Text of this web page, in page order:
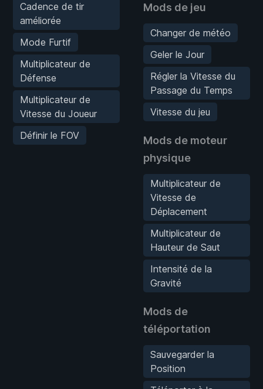
Cadence de tir
améliorée
Mode Furtif
Multiplicateur de
Défense
Multiplicateur de
Vitesse du Joueur
Définir le FOV
Mods de jeu
Changer de météo
Geler le Jour
Régler la Vitesse du
Passage du Temps
Vitesse du jeu
Mods de moteur
physique
Multiplicateur de
Vitesse de
Déplacement
Multiplicateur de
Hauteur de Saut
Intensité de la
Gravité
Mods de
téléportation
Sauvegarder la
Position